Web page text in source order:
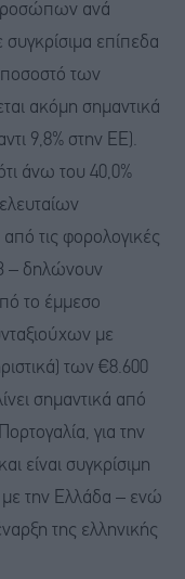
ανά
συγκρίσιμα επίπεδα
των
ακόμη σημαντικά
9,8% στην ΕΕ).
άνω του 40,0%
τις φορολογικές
– δηλώνουν
το έμμεσο
με
των €8.600
σημαντικά από
για την
είναι συγκρίσιμη
με την Ελλάδα – ενώ
της ελληνικής